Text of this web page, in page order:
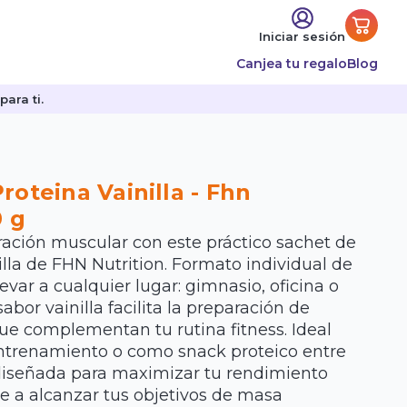
Iniciar sesión
Canjea tu regaloBlog
ti.
Vainilla - Fhn
g
muscular con este práctico sachet de
de FHN Nutrition. Formato individual de
a cualquier lugar: gimnasio, oficina o
vainilla facilita la preparación de
complementan tu rutina fitness. Ideal
o como snack proteico entre
para maximizar tu rendimiento
a alcanzar tus objetivos de masa